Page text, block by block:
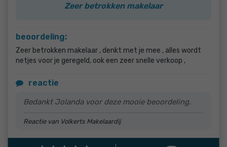
Zeer betrokken makelaar
beoordeling:
Zeer betrokken makelaar , denkt met je mee , alles wordt
netjes voor je geregeld, ook een zeer snelle verkoop ,
reactie
Bedankt Jolanda voor deze mooie beoordeling.
Reactie van Volkerts Makelaardij